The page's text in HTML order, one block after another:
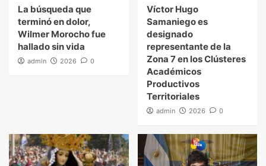
La búsqueda que
terminó en dolor,
Wilmer Morocho fue
hallado sin vida
admin 2026 0
Víctor Hugo
Samaniego es
designado
representante de la
Zona 7 en los Clústeres
Académicos
Productivos
Territoriales
admin 2026 0